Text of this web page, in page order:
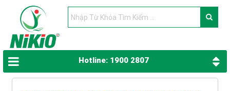
Hotline: 1900 2807